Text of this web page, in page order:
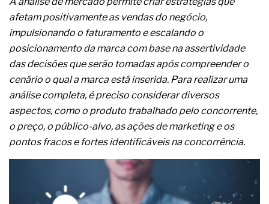
NBR ISO
Os critérios médicos da síndrome metabólica
A prevenção clínica da coceira no ânus
Os sintomas clínicos do teratoma de ovário
O tratamento médico da síndrome da fadiga
As causas médicas da queda dos cabelos ou
calvície
Quando a gestão é o obstáculo para o resultado
positivo
Os procedimentos para a inspeção em estruturas
hidráulicas de concreto de obras
O movimento regular reduz em 19% o risco de
morte precoce e melhora o metabolismo
O desenvolvimento de indicadores nas atividades
de governança das organizações
afetam positivamente as vendas do negócio,
impulsionando o faturamento e escalando o
posicionamento da marca com base na assertividade
das decisões que serão tomadas após compreender o
cenário o qual a marca está inserida. Para realizar uma
análise completa, é preciso considerar diversos
aspectos, como o produto trabalhado pelo concorrente,
o preço, o público-alvo, as ações de marketing e os
pontos fracos e fortes identificáveis na concorrência.